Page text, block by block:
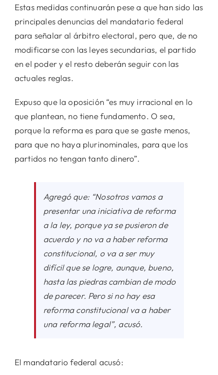
Estas medidas continuarán pese a que han sido las
principales denuncias del mandatario federal
para señalar al árbitro electoral, pero que, de no
modificarse con las leyes secundarias, el partido
en el poder y el resto deberán seguir con las
actuales reglas.
Expuso que la oposición “es muy irracional en lo
que plantean, no tiene fundamento. O sea,
porque la reforma es para que se gaste menos,
para que no haya plurinominales, para que los
partidos no tengan tanto dinero”.
Agregó que: “Nosotros vamos a
presentar una iniciativa de reforma
a la ley, porque ya se pusieron de
acuerdo y no va a haber reforma
constitucional, o va a ser muy
difícil que se logre, aunque, bueno,
hasta las piedras cambian de modo
de parecer. Pero si no hay esa
reforma constitucional va a haber
una reforma legal”, acusó.
El mandatario federal acusó: